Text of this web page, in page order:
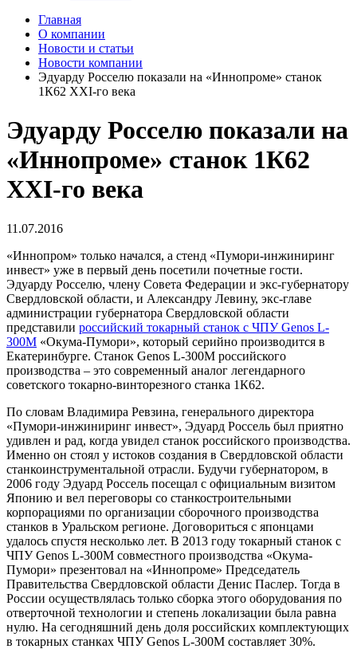
Главная
О компании
Новости и статьи
Новости компании
Эдуарду Росселю показали на «Иннопроме» станок
1К62 XXI-го века
Эдуарду Росселю показали на
«Иннопроме» станок 1К62
XXI-го века
11.07.2016
«Иннопром» только начался, а стенд «Пумори-инжиниринг
инвест» уже в первый день посетили почетные гости.
Эдуарду Росселю, члену Совета Федерации и экс-губернатору
Свердловской области, и Александру Левину, экс-главе
администрации губернатора Свердловской области
представили российский токарный станок с ЧПУ Genos L-
300M «Окума-Пумори», который серийно производится в
Екатеринбурге. Станок Genos L-300M российского
производства – это современный аналог легендарного
советского токарно-винторезного станка 1К62.
По словам Владимира Ревзина, генерального директора
«Пумори-инжиниринг инвест», Эдуард Россель был приятно
удивлен и рад, когда увидел станок российского производства.
Именно он стоял у истоков создания в Свердловской области
станкоинструментальной отрасли. Будучи губернатором, в
2006 году Эдуард Россель посещал с официальным визитом
Японию и вел переговоры со станкостроительными
корпорациями по организации сборочного производства
станков в Уральском регионе. Договориться с японцами
удалось спустя несколько лет. В 2013 году токарный станок с
ЧПУ Genos L-300M совместного производства «Окума-
Пумори» презентовал на «Иннопроме» Председатель
Правительства Свердловской области Денис Паслер. Тогда в
России осуществлялась только сборка этого оборудования по
отверточной технологии и степень локализации была равна
нулю. На сегодняшний день доля российских комплектующих
в токарных станках ЧПУ Genos L-300М составляет 30%.